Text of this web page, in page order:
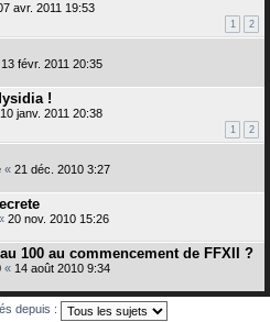
avr. 2011 19:53
1 2
13 févr. 2011 20:35
!
10 janv. 2011 20:38
1 2
« 21 déc. 2010 3:27
20 nov. 2010 15:26
100 au commencement de FFXII ?
« 14 août 2010 9:34
depuis :